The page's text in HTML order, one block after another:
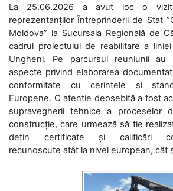
La 25.06.2026 a avut loc o
reprezentanților Întreprinderii de Stat
Moldova” la Sucursala Regională de
cadrul proiectului de reabilitare a
Ungheni. Pe parcursul reuniunii au
aspecte privind elaborarea
conformitate cu cerințele și
Europene. O atenție deosebită a fost
supravegherii tehnice a proceselor
construcție, care urmează să fie
dețin certificate și calificări
recunoscute atât la nivel european, cât